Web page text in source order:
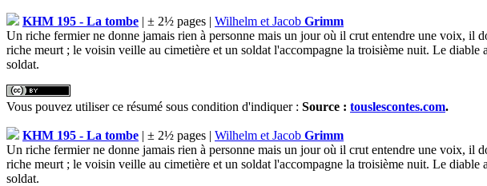
KHM 195 - La tombe | ± 2½ pages | Wilhelm et Jacob Grimm
Un riche fermier ne donne jamais rien à personne mais un jour où il crut entendre une voix, il
riche meurt ; le voisin veille au cimetière et un soldat l'accompagne la troisième nuit. Le
soldat.
Vous pouvez utiliser ce résumé sous condition d'indiquer : Source : touslescontes.com.
KHM 195 - La tombe | ± 2½ pages | Wilhelm et Jacob Grimm
Un riche fermier ne donne jamais rien à personne mais un jour où il crut entendre une voix, il
riche meurt ; le voisin veille au cimetière et un soldat l'accompagne la troisième nuit. Le
soldat.